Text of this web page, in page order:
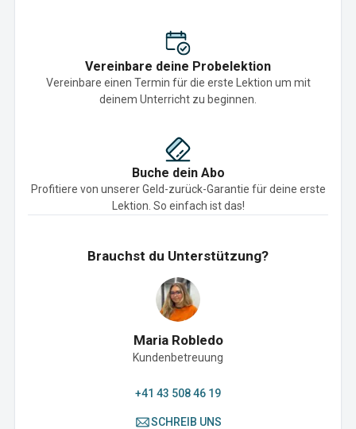
Vereinbare deine Probelektion
Vereinbare einen Termin für die erste Lektion um mit
deinem Unterricht zu beginnen.
Buche dein Abo
Profitiere von unserer Geld-zurück-Garantie für deine erste
Lektion. So einfach ist das!
Brauchst du Unterstützung?
Maria Robledo
Kundenbetreuung
+41 43 508 46 19
SCHREIB UNS